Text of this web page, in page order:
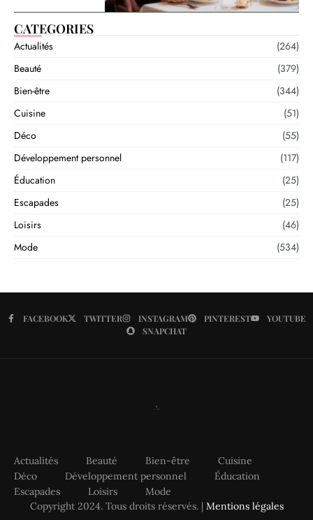
CATEGORIES
Actualités
(264)
Beauté
(379)
Bien-être
(344)
Cuisine
(51)
Déco
(55)
Développement personnel
(117)
Éducation
(25)
Escapades
(25)
Loisirs
(46)
Mode
(534)
FACEBOOK TWITTER INSTAGRAM PINTEREST
YOUTUBE
SNAPCHAT
Actualités Beauté Bien-être
Cuisine
Déco
Développement personnel
Éducation
Escapades
Loisirs
Mode
Copyright 2024. Tous droits réservés. | Mentions légales